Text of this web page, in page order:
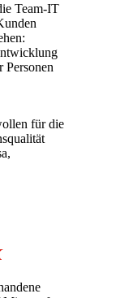
Team-IT
Personen
für die